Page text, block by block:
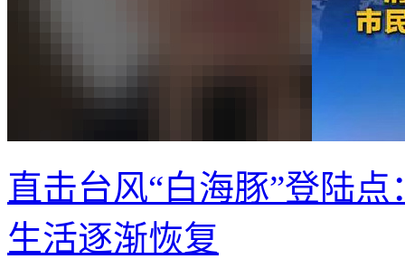
直击台风“白海豚”登陆
生活逐渐恢复